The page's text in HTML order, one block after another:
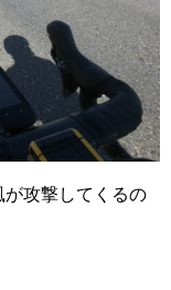
攻撃してくるの